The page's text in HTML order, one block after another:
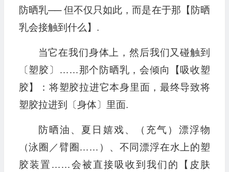
防晒乳── 但不仅只如此，而是在于那【防晒
乳会接触到什么】.
当它在我们身体上，然后我们又碰触到
〔塑胶〕……那个防晒乳，会倾向【吸收塑
胶】：将塑胶拉进它本身里面，最终导致将
塑胶拉进到〔身体〕里面.
防晒油、夏日嬉戏、（充气）漂浮物
（泳圈／臂圈……）、不同漂浮在水上的塑
胶装置……会被直接吸收到我们的【皮肤